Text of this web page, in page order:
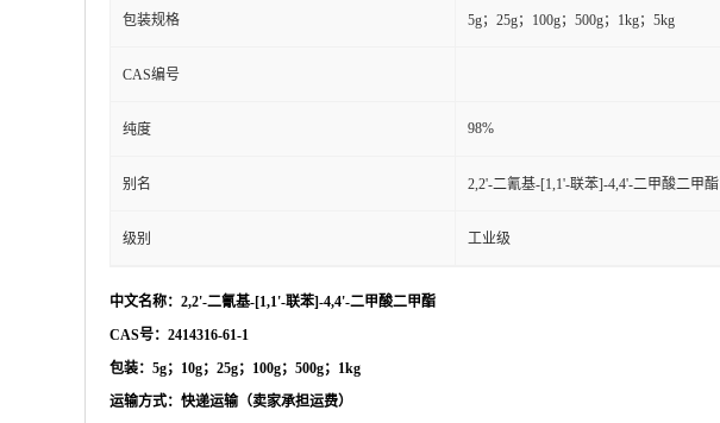
包装规格 5g；25g；100g；500g；1kg；5kg
CAS编号
纯度 98%
别名 2,2'-二氰基-[1,1'-联苯]-4,4'-二甲酸二甲酯
级别 工业级
中文名称：2,2'-二氰基-[1,1'-联苯]-4,4'-二甲酸二甲酯
CAS号：2414316-61-1
包装： 5g；10g；25g；100g；500g；1kg
运输方式：快递运输（卖家承担运费）